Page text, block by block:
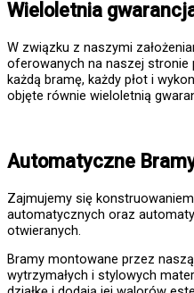
Wieloletnia
W związku z naszymi
oferowanych na naszej stronie
każdą bramę, każdy płot i
objęte równie wieloletnią
Automatyczne
Zajmujemy się
automatycznych oraz
otwieranych.
Bramy montowane przez
wytrzymałych i stylowych